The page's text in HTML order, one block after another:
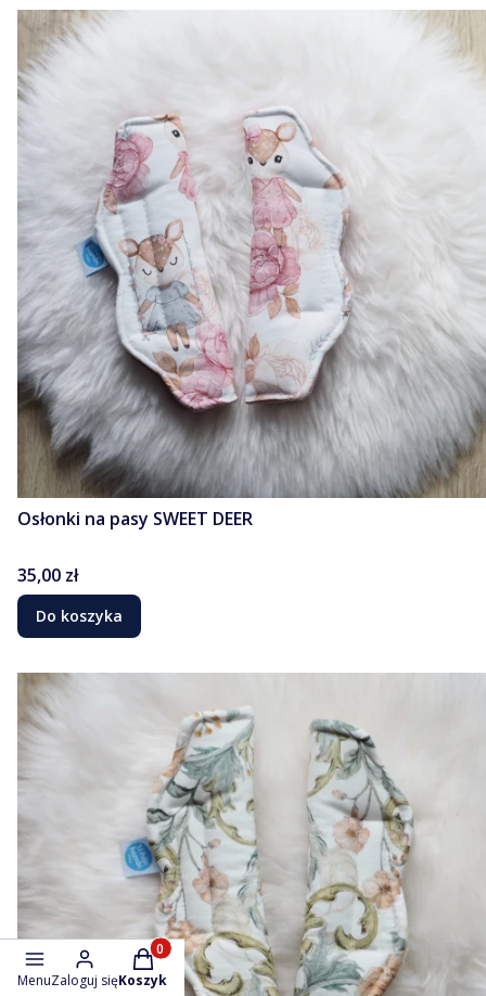
Osłonki na pasy SWEET DEER
Cena
35,00 zł
Do koszyka
MenuZaloguj się
Produkty w koszyku: 0. Zobacz szczegóły
Koszyk